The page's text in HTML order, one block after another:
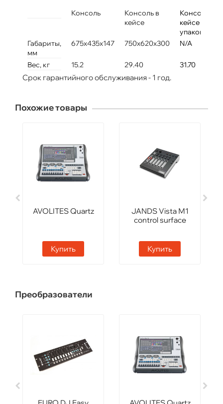
Консоль
Консоль в
кейсе
Консоль в
кейсе
Габариты,
мм
675x435x147 750x620x300 N/A
Вес, кг 15.2 29.40 31.70
Срок гарантийного обслуживания - 1 год.
Похожие товары
AVOLITES Quartz
Купить
JANDS Vista М1
control surface
Купить
Преобразователи